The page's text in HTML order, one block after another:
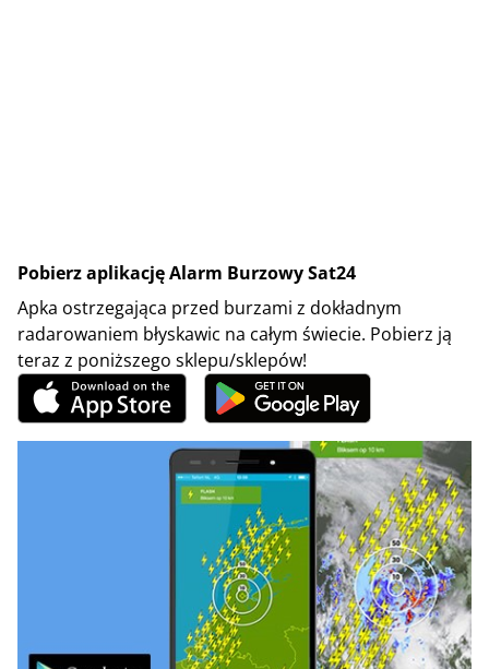
Pobierz aplikację Alarm Burzowy Sat24
Apka ostrzegająca przed burzami z dokładnym
radarowaniem błyskawic na całym świecie. Pobierz ją
teraz z poniższego sklepu/sklepów!